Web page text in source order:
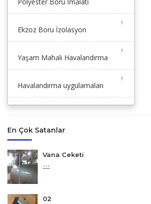
Ekzoz Boru İzolasyon
Yaşam Mahali Havalandırma
Havalandırma uygulamaları
En Çok Satanlar
Vana Ceketi
---
02